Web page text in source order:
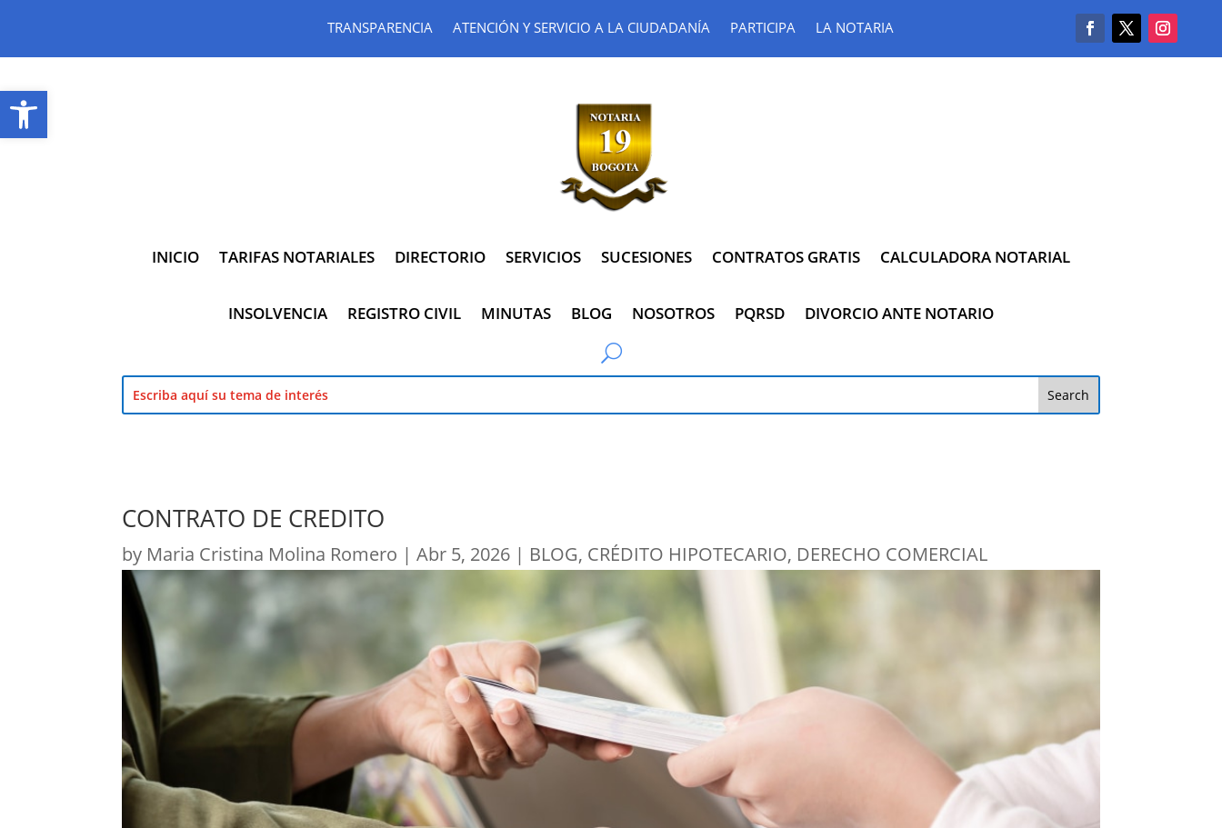
Abrir barra de herramientas
TRANSPARENCIA ATENCIÓN Y SERVICIO A LA CIUDADANÍA PARTICIPA LA NOTARIA
INICIO TARIFAS NOTARIALES DIRECTORIO SERVICIOS SUCESIONES CONTRATOS GRATIS CALCULADORA NOTARIAL
INSOLVENCIA REGISTRO CIVIL MINUTAS BLOG NOSOTROS PQRSD DIVORCIO ANTE NOTARIO
CONTRATO DE CREDITO
by Maria Cristina Molina Romero |Abr 5, 2026 | BLOG, CRÉDITO HIPOTECARIO, DERECHO COMERCIAL